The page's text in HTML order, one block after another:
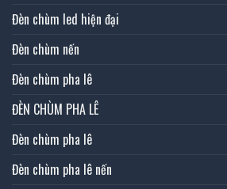
Đèn chùm led hiện đại
Đèn chùm nến
Đèn chùm pha lê
ĐÈN CHÙM PHA LÊ
Đèn chùm pha lê
Đèn chùm pha lê nến